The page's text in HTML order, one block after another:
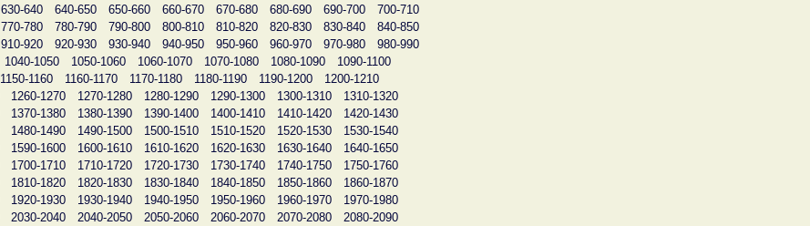
630-640 640-650 650-660 660-670 670-680 680-690 690-700
700-710
770-780 780-790 790-800 800-810 810-820 820-830 830-840
840-850
910-920 920-930 930-940 940-950 950-960 960-970 970-980
980-990
1040-1050 1050-1060 1060-1070 1070-1080 1080-1090
1090-1100
1150-1160 1160-1170 1170-1180 1180-1190 1190-1200
1200-1210
1260-1270 1270-1280 1280-1290 1290-1300 1300-1310
1310-1320
1370-1380 1380-1390 1390-1400 1400-1410 1410-1420
1420-1430
1480-1490 1490-1500 1500-1510 1510-1520 1520-1530
1530-1540
1590-1600 1600-1610 1610-1620 1620-1630 1630-1640
1640-1650
1700-1710 1710-1720 1720-1730 1730-1740 1740-1750
1750-1760
1810-1820 1820-1830 1830-1840 1840-1850 1850-1860
1860-1870
1920-1930 1930-1940 1940-1950 1950-1960 1960-1970
1970-1980
2030-2040 2040-2050 2050-2060 2060-2070 2070-2080
2080-2090